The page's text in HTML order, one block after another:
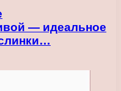
— идеальное